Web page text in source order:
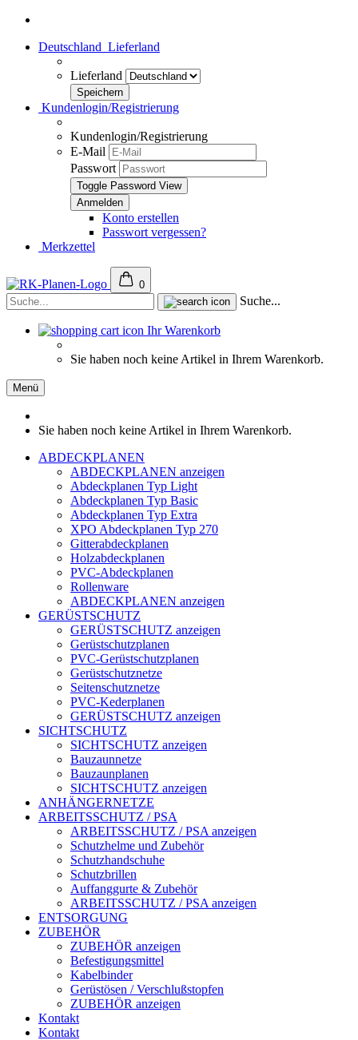
Deutschland Lieferland
Lieferland
Kundenlogin/Registrierung
Kundenlogin/Registrierung
E-Mail
Passwort
Toggle Password View
Konto erstellen
Passwort vergessen?
Merkzettel
0
Suche...
Ihr Warenkorb
Sie haben noch keine Artikel in Ihrem Warenkorb.
Menü
Sie haben noch keine Artikel in Ihrem Warenkorb.
ABDECKPLANEN
ABDECKPLANEN anzeigen
Abdeckplanen Typ Light
Abdeckplanen Typ Basic
Abdeckplanen Typ Extra
XPO Abdeckplanen Typ 270
Gitterabdeckplanen
Holzabdeckplanen
PVC-Abdeckplanen
Rollenware
ABDECKPLANEN anzeigen
GERÜSTSCHUTZ
GERÜSTSCHUTZ anzeigen
Gerüstschutzplanen
PVC-Gerüstschutzplanen
Gerüstschutznetze
Seitenschutznetze
PVC-Kederplanen
GERÜSTSCHUTZ anzeigen
SICHTSCHUTZ
SICHTSCHUTZ anzeigen
Bauzaunnetze
Bauzaunplanen
SICHTSCHUTZ anzeigen
ANHÄNGERNETZE
ARBEITSSCHUTZ / PSA
ARBEITSSCHUTZ / PSA anzeigen
Schutzhelme und Zubehör
Schutzhandschuhe
Schutzbrillen
Auffanggurte & Zubehör
ARBEITSSCHUTZ / PSA anzeigen
ENTSORGUNG
ZUBEHÖR
ZUBEHÖR anzeigen
Befestigungsmittel
Kabelbinder
Gerüstösen / Verschlußstopfen
ZUBEHÖR anzeigen
Kontakt
Kontakt